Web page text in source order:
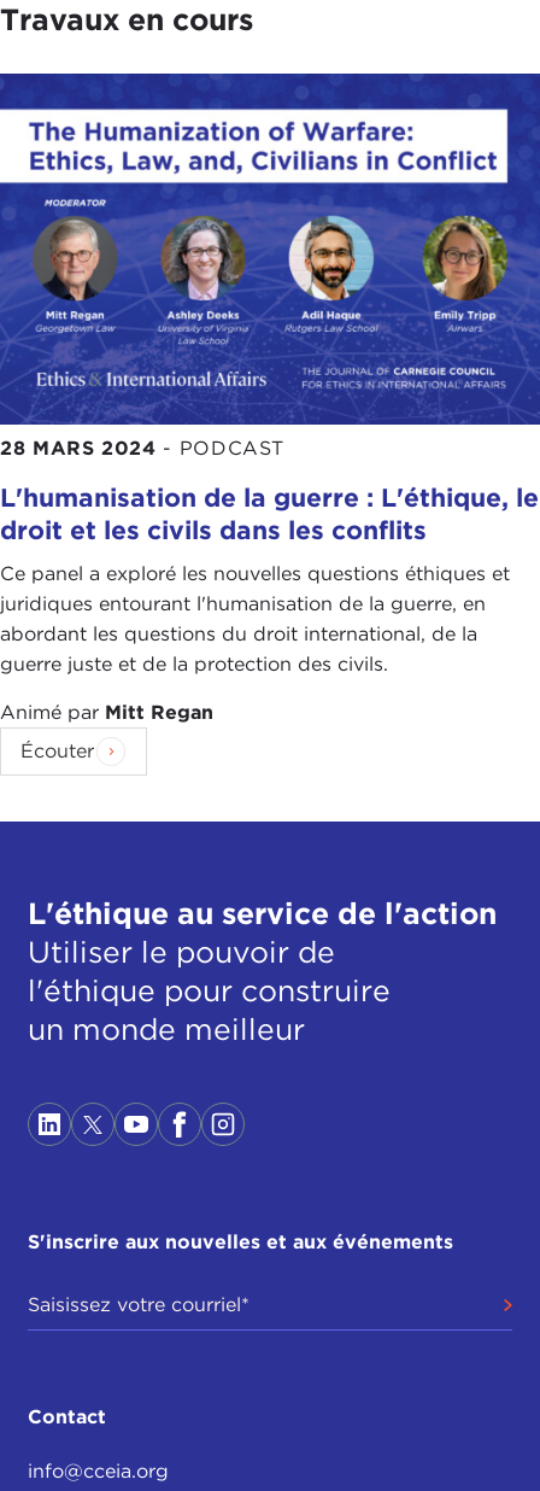
Travaux en cours
28 MARS 2024 - PODCAST
L'humanisation de la guerre : L'éthique, le
droit et les civils dans les conflits
Ce panel a exploré les nouvelles questions éthiques et
juridiques entourant l'humanisation de la guerre, en
abordant les questions du droit international, de la
guerre juste et de la protection des civils.
Animé par Mitt Regan
Écouter
L'éthique au service de l'action
Utiliser le pouvoir de
l'éthique pour construire
un monde meilleur
S'inscrire aux nouvelles et aux événements
Contact
info@cceia.org